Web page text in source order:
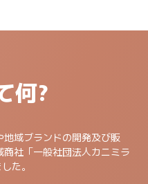
何?
域ブランドの開発及び販
社「一般社団法人カニミラ
た。